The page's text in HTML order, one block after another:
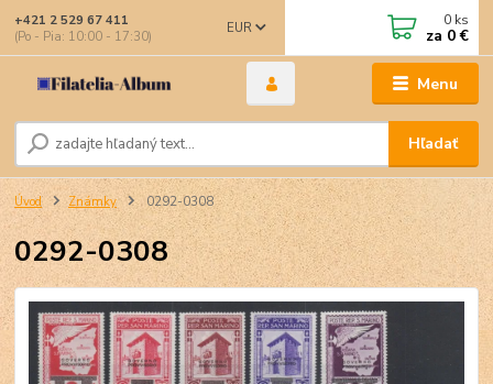
Menu
EUR
Hľadať
+421 2 529 67 411
(Po - Pia: 10:00 - 17:30)
0 ks
za 0 €
Úvod Známky 0292-0308
0292-0308